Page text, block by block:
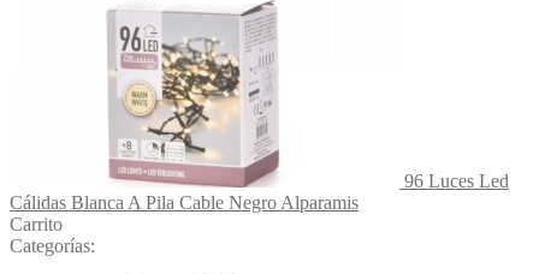
96 Luces Led
Cálidas Blanca A Pila Cable Negro Alparamis
Carrito
Categorías: